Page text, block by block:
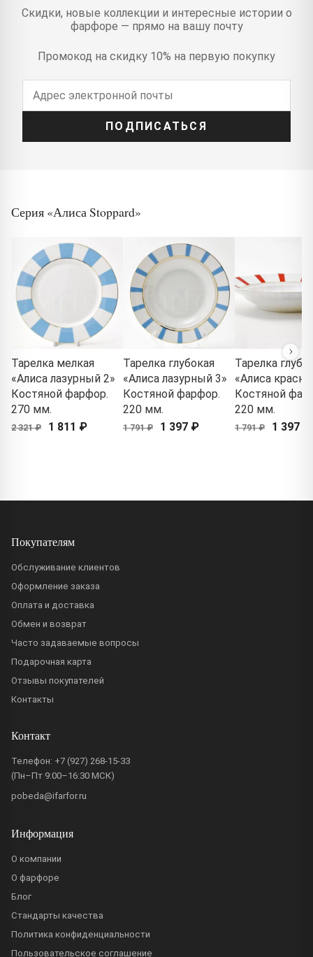
Скидки, новые коллекции и интересные истории о
фарфоре — прямо на вашу почту
Промокод на скидку 10% на первую покупку
ПОДПИСАТЬСЯ
Серия «Алиса Stoppard»
Тарелка мелкая
«Алиса лазурный 2»
Костяной фарфор.
270 мм.
2 321 ₽ 1 811 ₽
Тарелка глубокая
«Алиса лазурный 3»
Костяной фарфор.
220 мм.
1 791 ₽ 1 397 ₽
Тарелка
«Алиса
Костяной
220 мм.
1 791 ₽ 1 397 ₽
Покупателям
Обслуживание клиентов
Оформление заказа
Оплата и доставка
Обмен и возврат
Часто задаваемые вопросы
Подарочная карта
Отзывы покупателей
Контакты
Контакт
Телефон: +7 (927) 268-15-33
(Пн–Пт 9:00–16:30 МСК)
pobeda@ifarfor.ru
Информация
О компании
О фарфоре
Блог
Стандарты качества
Политика конфиденциальности
Пользовательское соглашение